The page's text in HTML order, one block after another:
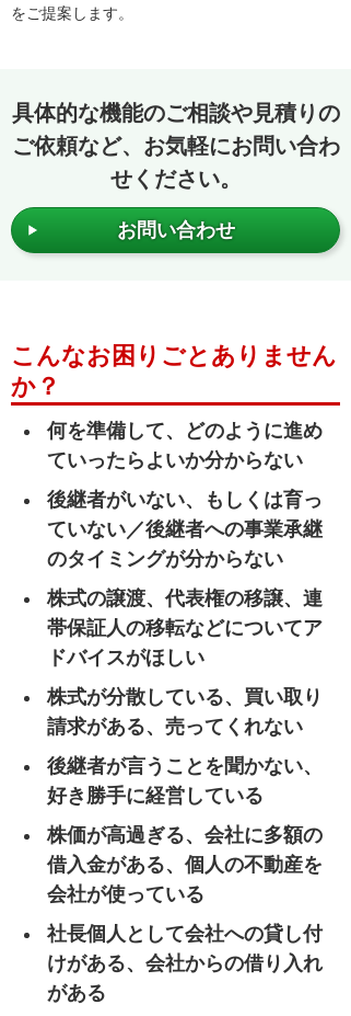
をご提案します。
具体的な機能のご相談や見積りの
ご依頼など、お気軽にお問い合わ
せください。
お問い合わせ
こんなお困りごとありません
か？
何を準備して、どのように進め
ていったらよいか分からない
後継者がいない、もしくは育っ
ていない／後継者への事業承継
のタイミングが分からない
株式の譲渡、代表権の移譲、連
帯保証人の移転などについてア
ドバイスがほしい
株式が分散している、買い取り
請求がある、売ってくれない
後継者が言うことを聞かない、
好き勝手に経営している
株価が高過ぎる、会社に多額の
借入金がある、個人の不動産を
会社が使っている
社長個人として会社への貸し付
けがある、会社からの借り入れ
がある